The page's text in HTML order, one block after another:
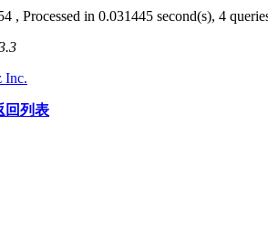
, Processed in 0.031445 second(s), 4
Inc.
回列表